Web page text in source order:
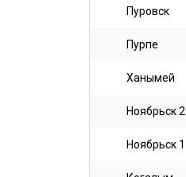
Пуровск
Пурпе
Ханымей
Ноябрьск 2
Ноябрьск 1